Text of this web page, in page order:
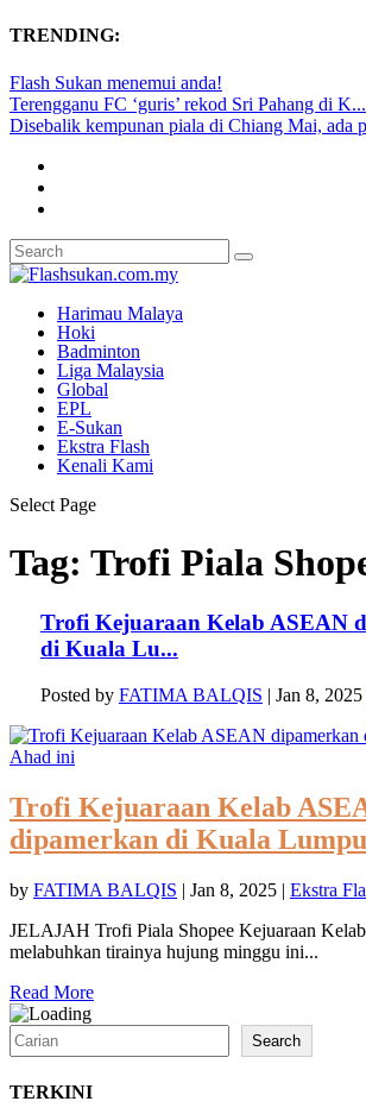
TRENDING:
Flash Sukan menemui anda!
Terengganu FC ‘guris’ rekod Sri Pahang di K...
Disebalik kempunan piala di Chiang Mai, ada
Harimau Malaya
Hoki
Badminton
Liga Malaysia
Global
EPL
E-Sukan
Ekstra Flash
Kenali Kami
Select Page
Tag: Trofi Piala
Trofi Kejuaraan Kelab ASEAN
di Kuala Lu...
Posted by FATIMA BALQIS | Jan 8, 2025
Trofi Kejuaraan Kelab
dipamerkan di Kuala
by FATIMA BALQIS | Jan 8, 2025 | Ekstra
JELAJAH Trofi Piala Shopee Kejuaraan
melabuhkan tirainya hujung minggu ini...
Read More
Search Search
TERKINI